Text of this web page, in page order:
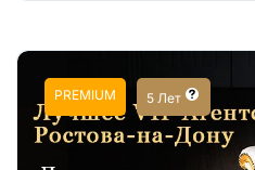
PREMIUM 5 Лет